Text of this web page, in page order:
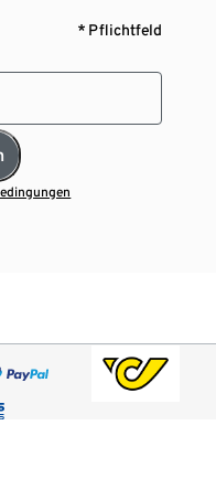
* Pflichtfeld